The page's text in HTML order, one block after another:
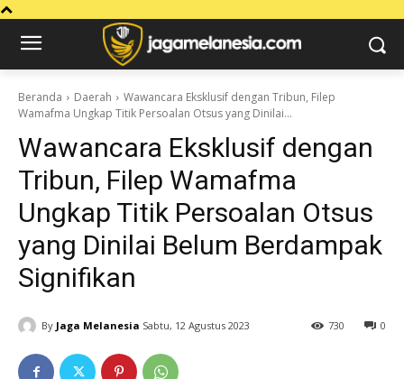
Beranda Daerah
Wawancara Eksklusif dengan Tribun, Filep
Wamafma Ungkap Titik Persoalan Otsus yang Dinilai...
Wawancara Eksklusif dengan
Tribun, Filep Wamafma
Ungkap Titik Persoalan Otsus
yang Dinilai Belum Berdampak
Signifikan
By Jaga Melanesia Sabtu, 12 Agustus 2023 0
730